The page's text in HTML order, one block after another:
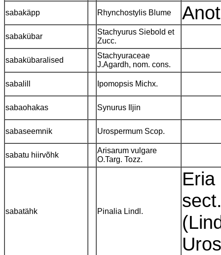
sabakäpp Rhynchostylis Blume
sabakübar
Stachyurus Siebold et
Zucc.
sabakübaralised
Stachyuraceae
J.Agardh, nom. cons.
sabalill Ipomopsis Michx.
sabaohakas Synurus Iljin
sabaseemnik Urospermum Scop.
sabatu hiirvõhk
Arisarum vulgare
O.Targ. Tozz.
sabatähk Pinalia Lindl.